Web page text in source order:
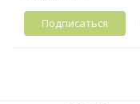
Подписаться